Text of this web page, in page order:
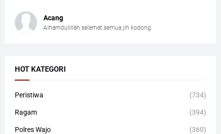
Acang
Alhamdulillah selamat semua jih kodong
HOT KATEGORI
Peristiwa (734)
Ragam (394)
Polres Wajo (360)